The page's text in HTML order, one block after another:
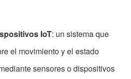
IoT: un sistema que
el movimiento y el estado
sensores o dispositivos